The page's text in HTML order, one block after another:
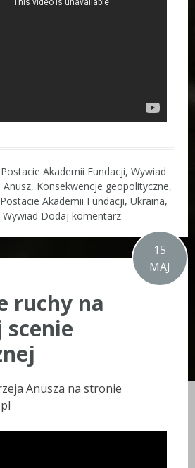
Postacie Akademii Fundacji, Wywiad
Anusz, Konsekwencje geopolityczne,
Postacie Akademii Fundacji, Ukraina,
Wywiad Dodaj komentarz
15
MAJ
ruchy na
Anusza na stronie